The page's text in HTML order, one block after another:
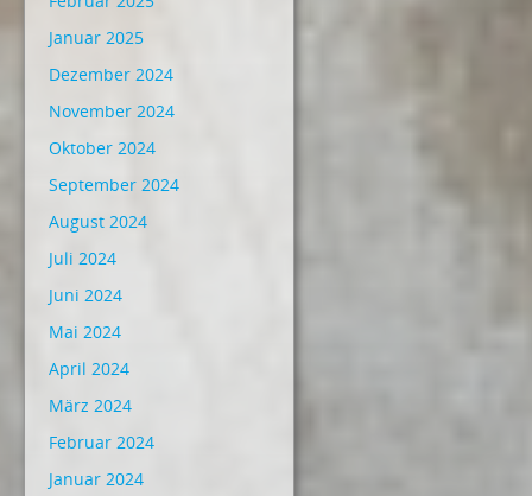
Januar 2025
Dezember 2024
November 2024
Oktober 2024
September 2024
August 2024
Juli 2024
Juni 2024
Mai 2024
April 2024
März 2024
Februar 2024
Januar 2024